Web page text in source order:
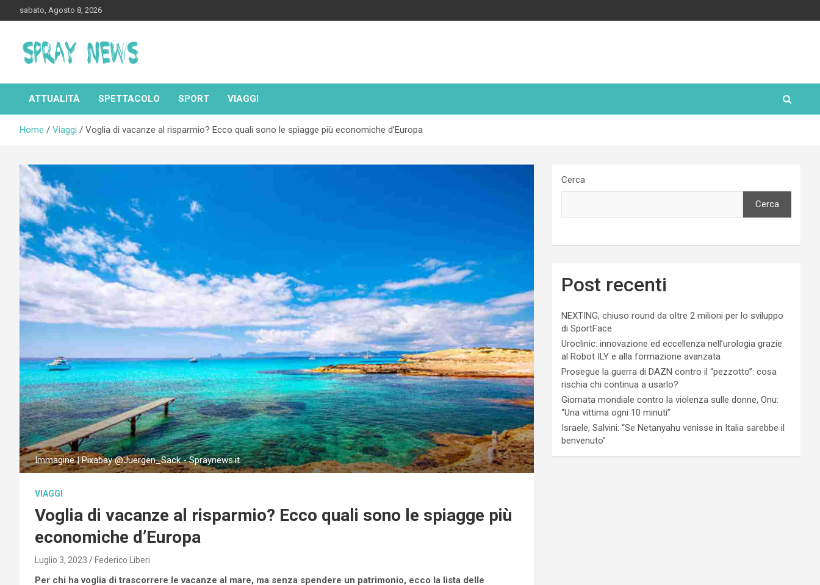
to
sabato, Agosto 8, 2026
Spraynews.it
ATTUALITÀ SPETTACOLO SPORT VIAGGI
Home Viaggi Voglia di vacanze al risparmio? Ecco quali sono le spiagge più economiche d’Europa
Immagine | Pixabay @Juergen_Sack - Spraynews.it
VIAGGI
Voglia di vacanze al risparmio? Ecco quali sono le spiagge più
economiche d’Europa
Luglio 3, 2023 Federico Liberi
Per chi ha voglia di trascorrere le vacanze al mare, ma senza spendere un patrimonio, ecco la lista delle
Cerca
Cerca
Post recenti
NEXTING, chiuso round da oltre 2 milioni per lo sviluppo
di SportFace
Uroclinic: innovazione ed eccellenza nell’urologia grazie
al Robot ILY e alla formazione avanzata
Prosegue la guerra di DAZN contro il “pezzotto”: cosa
rischia chi continua a usarlo?
Giornata mondiale contro la violenza sulle donne, Onu:
“Una vittima ogni 10 minuti”
Israele, Salvini: “Se Netanyahu venisse in Italia sarebbe il
benvenuto”